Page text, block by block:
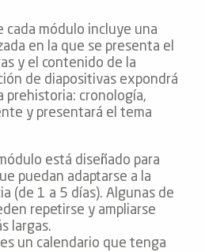
cada módulo incluye una
en la que se presenta el
y el contenido de la
de diapositivas expondrá
prehistoria: cronología,
y presentará el tema
está diseñado para
puedan adaptarse a la
(de 1 a 5 días). Algunas de
repetirse y ampliarse
largas.
un calendario que tenga